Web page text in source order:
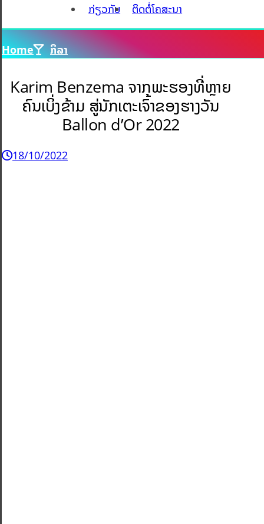
ກ່ຽວກັບ ຕິດຕໍ່ໂຄສະນາ
Home ກິລາ
Karim Benzema ຈາກພະຮອງທີ່ຫຼາຍ
ຄົນເບິ່ງຂ້າມ ສູ່ນັກເຕະເຈົ້າຂອງຮາງວັນ
Ballon d’Or 2022
18/10/2022